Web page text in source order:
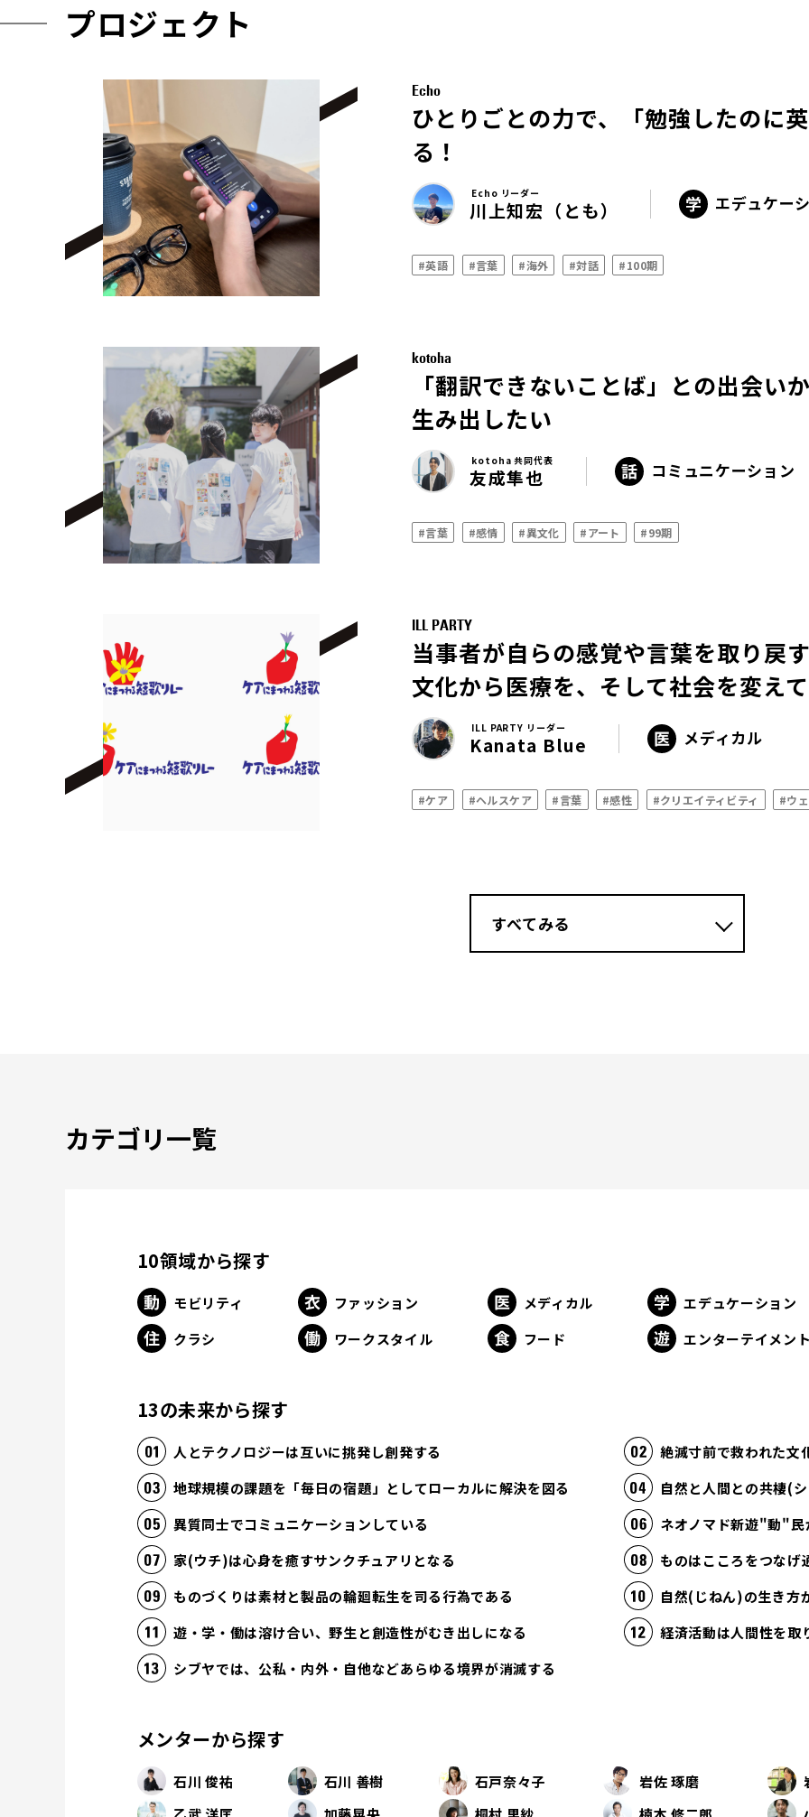
プロジェクト
Echo
ひとりごとの力で、「勉強したのに
る！
Echo リーダー
川上知宏（とも） エデュケー
#英語 #言葉 #海外 #対話 #100期
kotoha
「翻訳できないことば」との出会い
生み出したい
kotoha 共同代表
友成隼也 コミュニケーション
#言葉 #感情 #異文化 #アート #99期
ILL PARTY
当事者が自らの感覚や言葉を取り戻す
文化から医療を、そして社会を変えて
ILL PARTY リーダー
Kanata Blue メディカル
#ケア #ヘルスケア #言葉 #感性 #クリエイティビティ #ウ
すべてみる
カテゴリ一覧
10領域から探す
モビリティ ファッション メディカル エデュケーション
クラシ
ワークスタイル フード エンターテイメント
13の未来から探す
人とテクノロジーは互いに挑発し創発する
絶滅寸前で救われた文
地球規模の課題を「毎日の宿題」としてローカルに解決を図る
自然と人間との共棲(
異質同士でコミュニケーションしている
ネオノマド新遊"動"民
家(ウチ)は心身を癒すサンクチュアリとなる
ものはこころをつなげ
ものづくりは素材と製品の輪廻転生を司る行為である
自然(じねん)の生き方
遊・学・働は溶け合い、野生と創造性がむき出しになる
シブヤでは、公私・内外・自他などあらゆる境界が消滅する
メンターから探す
石川 俊祐 石川 善樹 石戸奈々子 岩佐 琢磨